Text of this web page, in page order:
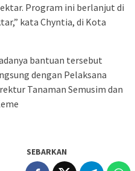
Program ini berlanjut di
kata Chyntia, di Kota
bantuan tersebut
dengan Pelaksana
Tanaman Semusim dan
SEBARKAN